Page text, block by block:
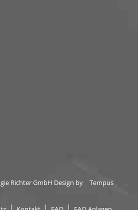
Richter GmbH Design by
Tempus